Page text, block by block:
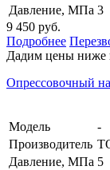
Давление, МПа 3
9 450 руб.
Подробнее
Дадим цены ниже
Опрессовочный
Модель
-
Производитель
Давление, МПа 5